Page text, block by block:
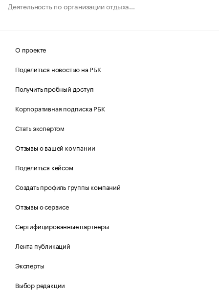
Деятельность по организации отдыха...
О проекте
Поделиться новостью на РБК
Получить пробный доступ
Корпоративная подписка РБК
Стать экспертом
Отзывы о вашей компании
Поделиться кейсом
Создать профиль группы компаний
Отзывы о сервисе
Сертифицированные партнеры
Лента публикаций
Эксперты
Выбор редакции